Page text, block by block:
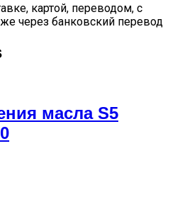
картой, переводом, с
через банковский перевод
масла S5